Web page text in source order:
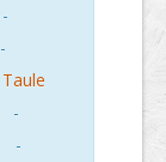
-
-
Taule
-
-